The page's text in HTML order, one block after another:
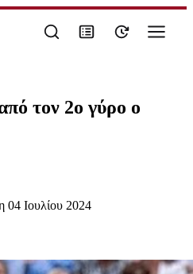
τον 2ο γύρο ο
04 Ιουλίου 2024